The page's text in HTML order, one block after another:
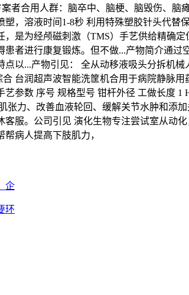
者合用人群：脑卒中、脑梗、脑毁伤、
，溶液时间1-8秒 利用特殊塑胶针头代
是为经颅磁刺激（TMS）手艺供给精确
者进行康复锻炼。但不做...产物简介通
以...产物引见： 全从动移液吸头分拆机
台润超声波智能洗筐机合用于病院静脉
参数 序号 规格型号 钳杆外径 工做长度
张力、改善血液轮回、缓解关节水肿和添
服。公司引见 演化生物专注尝试室从动
病人提高下肢肌力，
企
环